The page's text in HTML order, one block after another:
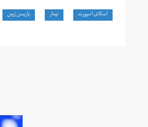
اسکای اسپورت نیمار پاریسن ژرمن